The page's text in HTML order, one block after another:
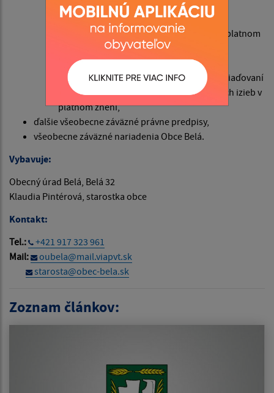
platnom znení,
zákon č. 51/1998 Zb. o banskej činnosti,
výbušninách a o štátnej banskej správe v platnom
zákon č. 219/1996 Z. z. o ochrane pred
zneužívaním alkoholických nápojov a o zriaďovaní
a prevádzke protialkoholických záchytných izieb v
platnom znení,
ďalšie všeobecne záväzné právne predpisy,
všeobecne záväzné nariadenia Obce Belá.
Vybavuje:
Obecný úrad Belá, Belá 32
Klaudia Pintérová, starostka obce
Kontakt:
Tel.:
+421 917 323 961
Mail:
oubela@mail.viapvt.sk
starosta@obec-bela.sk
Zoznam článkov: